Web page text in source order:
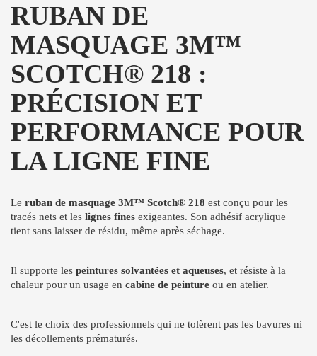
RUBAN DE
MASQUAGE 3M™
SCOTCH® 218 :
PRÉCISION ET
PERFORMANCE POUR
LA LIGNE FINE
Le ruban de masquage 3M™ Scotch® 218 est conçu pour les
tracés nets et les lignes fines exigeantes. Son adhésif acrylique
tient sans laisser de résidu, même après séchage.
Il supporte les peintures solvantées et aqueuses, et résiste à la
chaleur pour un usage en cabine de peinture ou en atelier.
C'est le choix des professionnels qui ne tolèrent pas les bavures ni
les décollements prématurés.